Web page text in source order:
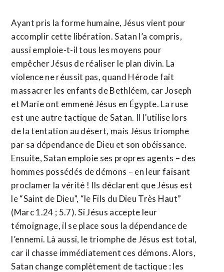
Ayant pris la forme humaine, Jésus vient pour
accomplir cette libération. Satan l’a compris,
aussi emploie-t-il tous les moyens pour
empêcher Jésus de réaliser le plan divin. La
violence ne réussit pas, quand Hérode fait
massacrer les enfants de Bethléem, car Joseph
et Marie ont emmené Jésus en Égypte. La ruse
est une autre tactique de Satan. Il l’utilise lors
de la tentation au désert, mais Jésus triomphe
par sa dépendance de Dieu et son obéissance.
Ensuite, Satan emploie ses propres agents – des
hommes possédés de démons – en leur faisant
proclamer la vérité ! Ils déclarent que Jésus est
le “Saint de Dieu”, “le Fils du Dieu Très Haut”
(Marc 1.24 ; 5.7). Si Jésus accepte leur
témoignage, il se place sous la dépendance de
l’ennemi. Là aussi, le triomphe de Jésus est total,
car il chasse immédiatement ces démons. Alors,
Satan change complètement de tactique : les